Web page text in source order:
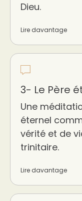
Dieu.
Lire davantage
3- Le Père
Une
éternel
vérité et de
trinitaire.
Lire davantage